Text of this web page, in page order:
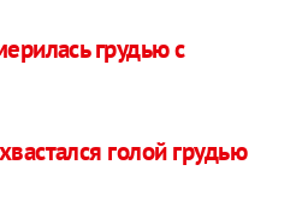
грудью с
голой грудью